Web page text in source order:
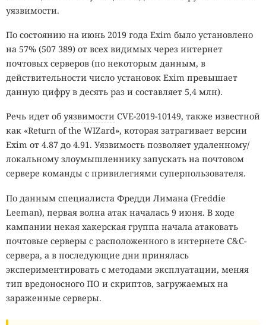
уязвимости.
По состоянию на июнь 2019 года Exim было установлено
на 57% (507 389) от всех видимых через интернет
почтовых серверов (по некоторым данным, в
действительности число установок Exim превышает
данную цифру в десять раз и составляет 5,4 млн).
Речь идет об уязвимости CVE-2019-10149, также известной
как «Return of the WIZard», которая затрагивает версии
Exim от 4.87 до 4.91. Уязвимость позволяет удаленному/
локальному злоумышленнику запускать на почтовом
сервере команды с привилегиями суперпользователя.
По данным специалиста Фредди Лимана (Freddie
Leeman), первая волна атак началась 9 июня. В ходе
кампании некая хакерская группа начала атаковать
почтовые серверы с расположенного в интернете C&C-
сервера, а в последующие дни принялась
экспериментировать с методами эксплуатации, меняя
тип вредоносного ПО и скриптов, загружаемых на
зараженные серверы.